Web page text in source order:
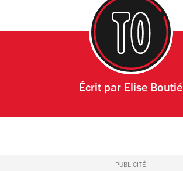
Écrit par Elise Boutié
PUBLICITÉ